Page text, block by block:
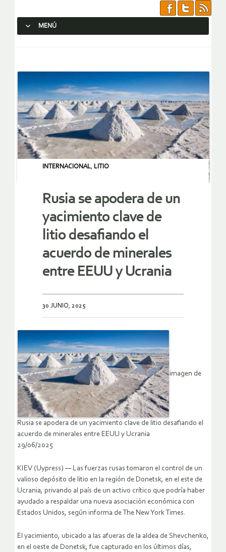
MENÚ
INTERNACIONAL, LITIO
Rusia se apodera de un
yacimiento clave de
litio desafiando el
acuerdo de minerales
entre EEUU y Ucrania
30 JUNIO, 2025
imagen de
Rusia se apodera de un yacimiento clave de litio desafiando el
acuerdo de minerales entre EEUU y Ucrania
29/06/2025
KIEV (Uypress) — Las fuerzas rusas tomaron el control de un
valioso depósito de litio en la región de Donetsk, en el este de
Ucrania, privando al país de un activo crítico que podría haber
ayudado a respaldar una nueva asociación económica con
Estados Unidos, según informa de The New York Times.
El yacimiento, ubicado a las afueras de la aldea de Shevchenko,
en el oeste de Donetsk, fue capturado en los últimos días,